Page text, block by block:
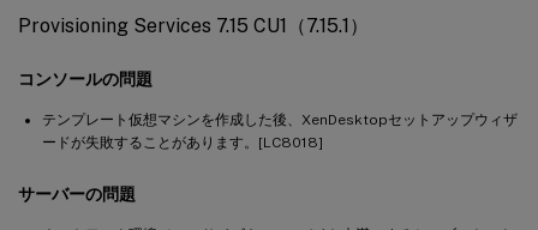
Provisioning Services 7.15 CU1（7.15.1）
コンソールの問題
テンプレート仮想マシンを作成した後、XenDesktopセットアップウィザ
ードが失敗することがあります。[LC8018]
サーバーの問題